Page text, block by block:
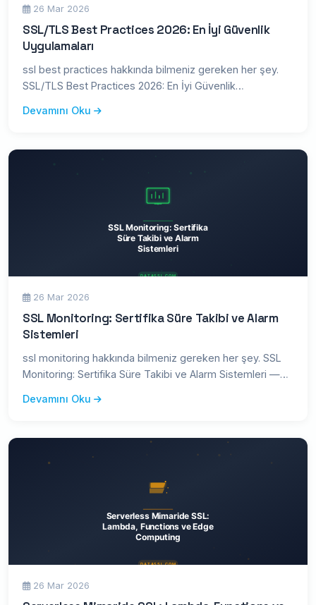
26 Mar 2026
SSL/TLS Best Practices 2026: En İyi Güvenlik
Uygulamaları
ssl best practices hakkında bilmeniz gereken her şey.
SSL/TLS Best Practices 2026: En İyi Güvenlik
Devamını Oku
26 Mar 2026
SSL Monitoring: Sertifika Süre Takibi ve Alarm
Sistemleri
ssl monitoring hakkında bilmeniz gereken her şey. SSL
Monitoring: Sertifika Süre Takibi ve Alarm Sistemleri —
Devamını Oku
26 Mar 2026